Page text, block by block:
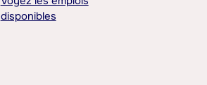
disponibles